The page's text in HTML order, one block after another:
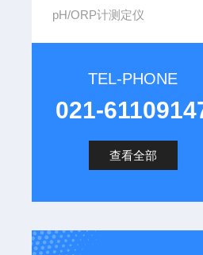
pH/ORP计测定仪
TEL-PHONE
021-
查看全部